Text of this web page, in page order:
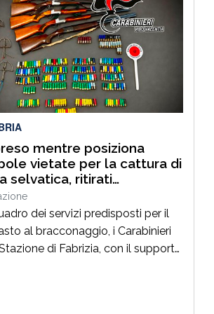
comunale di Lattarico tra gli
di Montalto Uffugo e Torano
«Un nuovo importante traguardo
mobilità sostenibile e la sicurezza
la A2 – dichiara Claudio Andrea
ad […]
mentre posiziona
vietate per la cattura di
selvatica, ritirati
cinque fucili da
e 233 munizioni
dei servizi predisposti per il
al bracconaggio, i Carabinieri
di Fabrizia, con il supporto